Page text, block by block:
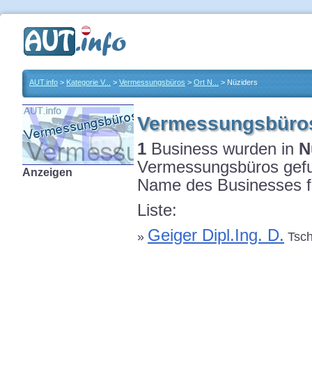
AUT.info > Kategorie V... > Vermessungsbüros > Ort N... > Nüziders
Anzeigen
1 Business wurden in
Vermessungsbüros
Name des Businesses
Liste:
» Geiger Dipl.Ing. D.